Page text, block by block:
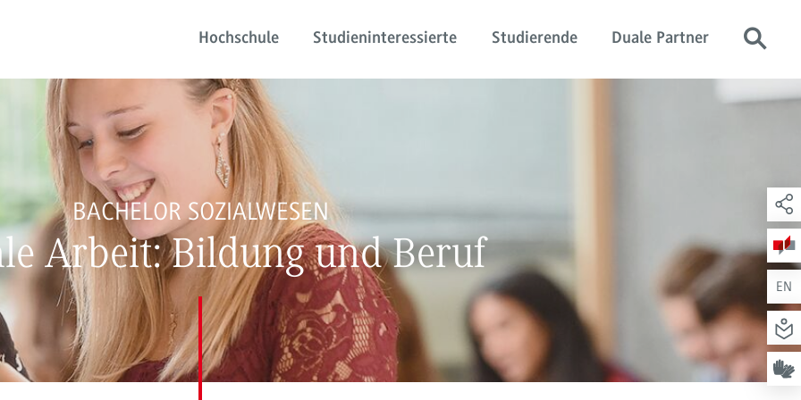
Hochschule Studieninteressierte Studierende Duale Partner
BACHELOR SOZIALWESEN
Arbeit: Bildung und Beruf
EN